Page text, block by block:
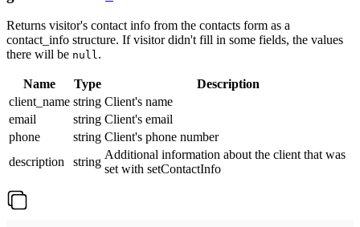
Returns visitor's contact info from the contacts form as a
contact_info structure. If visitor didn't fill in some fields, the values
there will be null.
Name Type
Description
client_name string Client's name
email
string Client's email
phone
string Client's phone number
description
string
Additional information about the client that was
set with setContactInfo